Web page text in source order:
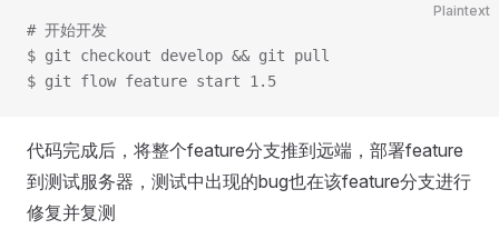
Plaintext
# 开始开发
$ git checkout develop && git pull
$ git flow feature start 1.5
代码完成后，将整个feature分支推到远端，部署feature
到测试服务器，测试中出现的bug也在该feature分支进行
修复并复测